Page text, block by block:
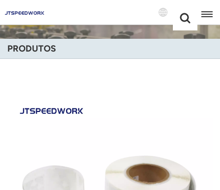
+86 -18681515767
English
Español
PRODUTOS